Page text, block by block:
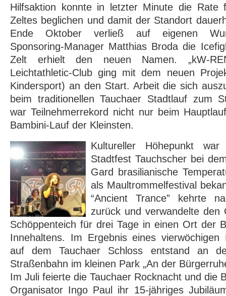
Hilfsaktion konnte in letzter Minute die Rate
Zeltes beglichen und damit der Standort
Ende Oktober verließ auf eigenen
Sponsoring-Manager Matthias Broda die
Zelt erhielt den neuen Namen. „kW-
Leichtathletic-Club ging mit dem neuen
Kindersport) an den Start. Arbeit die sich
beim traditionellen Tauchaer Stadtlauf zum
war Teilnehmerrekord nicht nur beim
Bambini-Lauf der Kleinsten.
Kultureller Höhepunkt
Stadtfest Tauchscher bei
Gard brasilianische
als Maultrommelfestival
“Ancient Trance” kehrte
zurück und verwandelte den
Schöppenteich für drei Tage in einen Ort der
Innehaltens. Im Ergebnis eines vierwöchigen
auf dem Tauchaer Schloss entstand an
Straßenbahn im kleinen Park „An der
Im Juli feierte die Tauchaer Rocknacht und die
Organisator Ingo Paul ihr 15-jähriges